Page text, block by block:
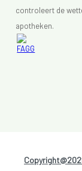
controleert de
apotheken.